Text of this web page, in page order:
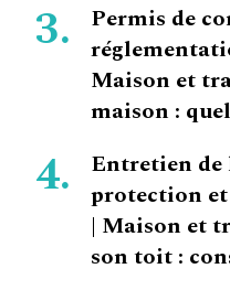
Permis de
Maison et
maison :
Entretien
protection et
| Maison et
son toit :